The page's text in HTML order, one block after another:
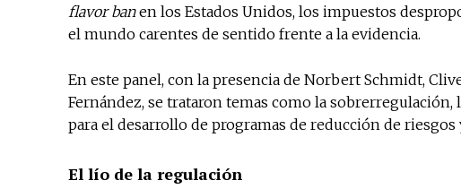
flavor banen los Estados Unidos, los impuestos
el mundo carentes de sentido frente a la evidencia.
En este panel, con la presencia de Norbert Schmidt,
Fernández, se trataron temas como la sobrerregulación,
para el desarrollo de programas de reducción de
El lío de la regulación